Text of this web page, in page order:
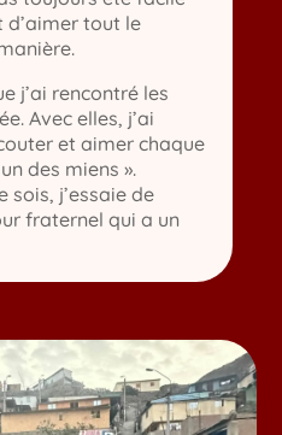
d’aimer tout le
j’ai rencontré les
Avec elles, j’ai
et aimer chaque
des miens ».
sois, j’essaie de
fraternel qui a un